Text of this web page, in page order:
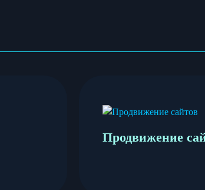
Продвижение